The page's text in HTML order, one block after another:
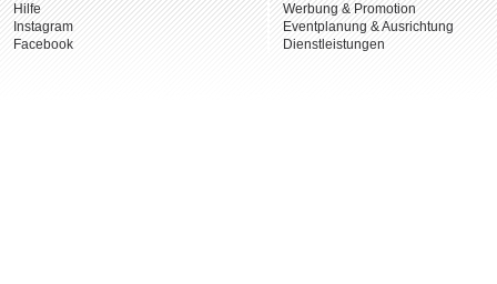
Hilfe
Instagram
Facebook
Werbung & Promotion
Eventplanung & Ausrichtung
Dienstleistungen